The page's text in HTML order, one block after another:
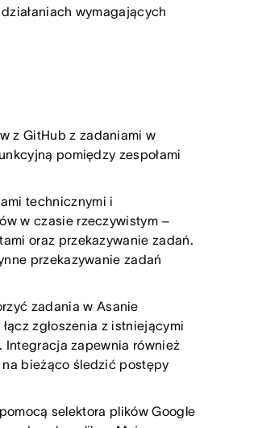
wymagających
z GitHub z zadaniami w
pomiędzy zespołami
technicznymi i
w czasie rzeczywistym –
oraz przekazywanie zadań.
przekazywanie zadań
zadania w Asanie
zgłoszenia z istniejącymi
Integracja zapewnia również
bieżąco śledzić postępy
selektora plików Google